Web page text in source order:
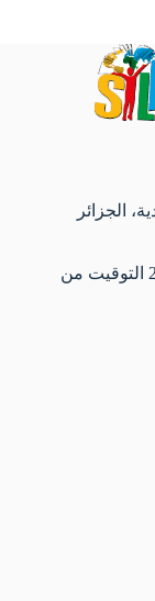
الجزائر
للجمهور: من 29 أكتوبر إلى 07 نوفمبر 2026 التوقيت من